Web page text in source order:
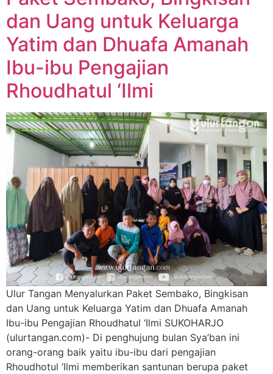
dan Uang untuk Keluarga
Yatim dan Dhuafa Amanah
Ibu-ibu Pengajian
Rhoudhatul ‘Ilmi
Ulur Tangan Menyalurkan Paket Sembako, Bingkisan
dan Uang untuk Keluarga Yatim dan Dhuafa Amanah
Ibu-ibu Pengajian Rhoudhatul ‘Ilmi SUKOHARJO
(ulurtangan.com)- Di penghujung bulan Sya’ban ini
orang-orang baik yaitu ibu-ibu dari pengajian
Rhoudhotul ‘Ilmi memberikan santunan berupa paket